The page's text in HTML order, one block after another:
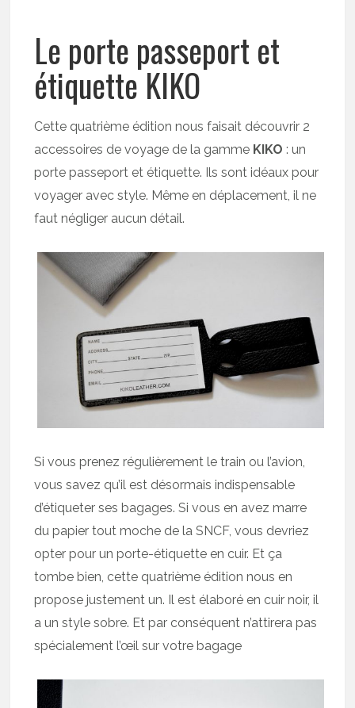
Le porte passeport et
étiquette KIKO
Cette quatrième édition nous faisait découvrir 2
accessoires de voyage de la gamme KIKO : un
porte passeport et étiquette. Ils sont idéaux pour
voyager avec style. Même en déplacement, il ne
faut négliger aucun détail.
Si vous prenez régulièrement le train ou l’avion,
vous savez qu’il est désormais indispensable
d’étiqueter ses bagages. Si vous en avez marre
du papier tout moche de la SNCF, vous devriez
opter pour un porte-étiquette en cuir. Et ça
tombe bien, cette quatrième édition nous en
propose justement un. Il est élaboré en cuir noir, il
a un style sobre. Et par conséquent n’attirera pas
spécialement l’œil sur votre bagage